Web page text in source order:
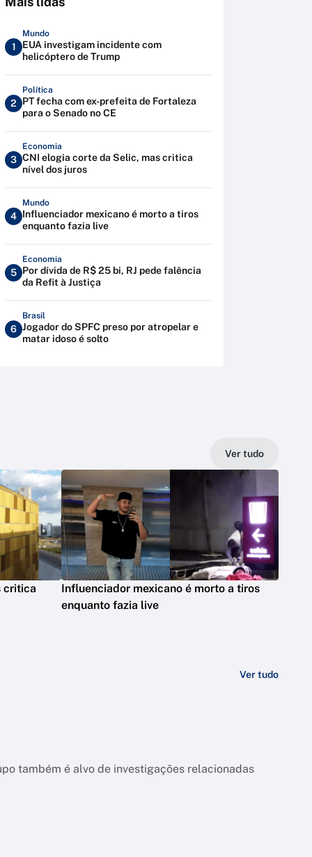
1
Mundo
EUA investigam incidente com
helicóptero de Trump
2
Política
PT fecha com ex-prefeita de Fortaleza
para o Senado no CE
3
Economia
CNI elogia corte da Selic, mas critica
nível dos juros
4
Mundo
Influenciador mexicano é morto a tiros
enquanto fazia live
5
Economia
Por dívida de R$ 25 bi, RJ pede falência
da Refit à Justiça
6
Brasil
Jogador do SPFC preso por atropelar e
matar idoso é solto
Ver tudo
critica
Influenciador mexicano é morto a tiros
enquanto fazia live
Ver tudo
também é alvo de investigações relacionadas